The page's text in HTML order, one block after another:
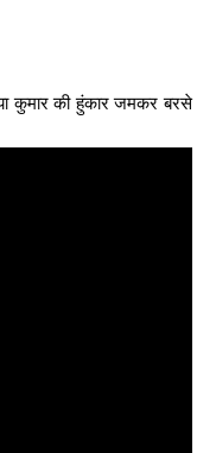
कुमार की हुंकार जमकर बरसे